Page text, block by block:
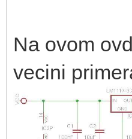
Na ovom
vecini